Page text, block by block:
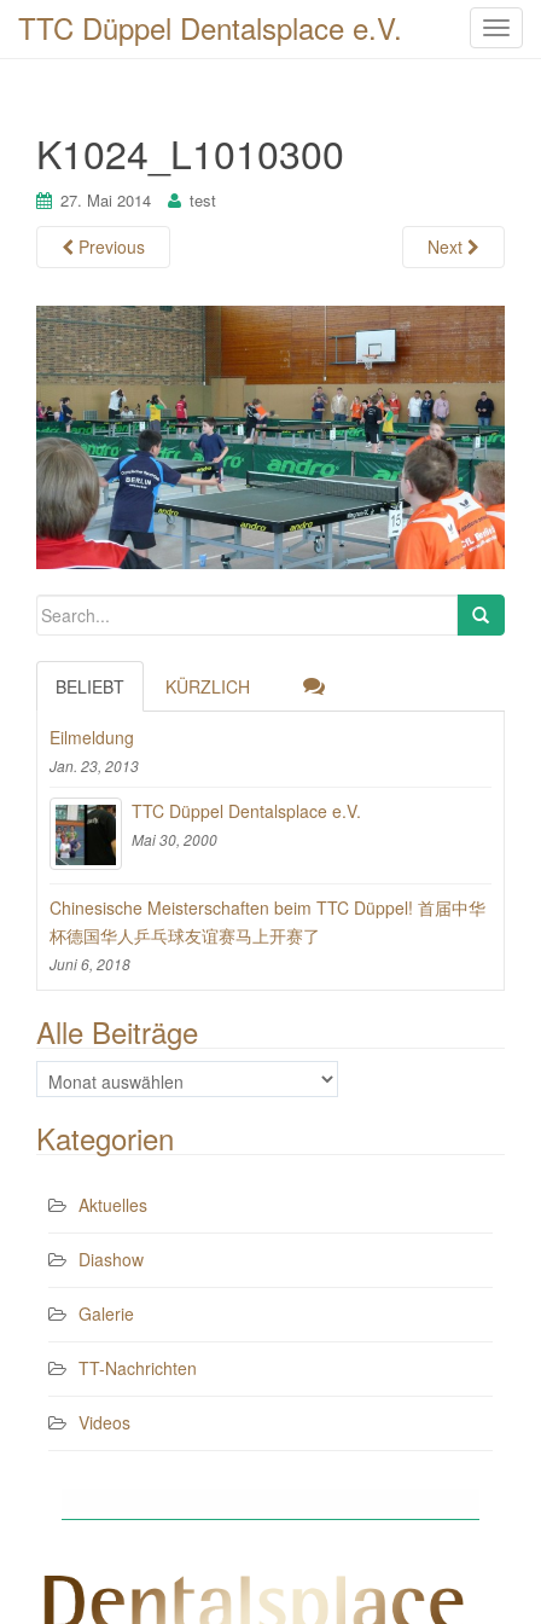
T
g
a
o
n
TTC Düppel Dentalsplace e.V.
K1024_L1010300
27. Mai 2014 test
Previous Next
BELIEBT KÜRZLICH
Eilmeldung
Jan. 23, 2013
TTC Düppel Dentalsplace e.V.
Mai 30, 2000
Chinesische Meisterschaften beim TTC Düppel! 首届中华
杯德国华人乒乓球友谊赛马上开赛了
Juni 6, 2018
Alle Beiträge
Alle
Beiträge
Kategorien
Aktuelles
Diashow
Galerie
TT-Nachrichten
Videos